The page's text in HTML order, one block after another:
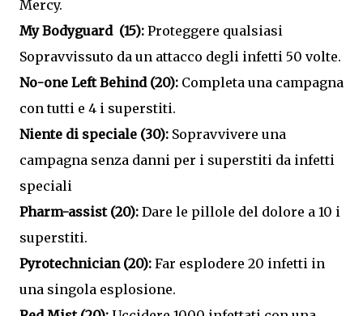
Mercy.
My Bodyguard (15): Proteggere qualsiasi
Sopravvissuto da un attacco degli infetti 50 volte.
No-one Left Behind (20): Completa una campagna
con tutti e 4 i superstiti.
Niente di speciale (30): Sopravvivere una
campagna senza danni per i superstiti da infetti
speciali
Pharm-assist (20): Dare le pillole del dolore a 10 i
superstiti.
Pyrotechnician (20): Far esplodere 20 infetti in
una singola esplosione.